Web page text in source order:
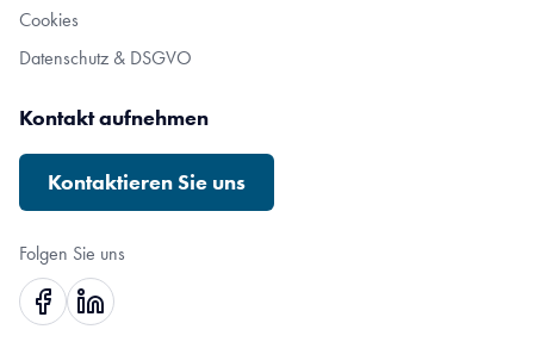
Cookies
Datenschutz & DSGVO
Kontakt aufnehmen
Kontaktieren Sie uns
Folgen Sie uns